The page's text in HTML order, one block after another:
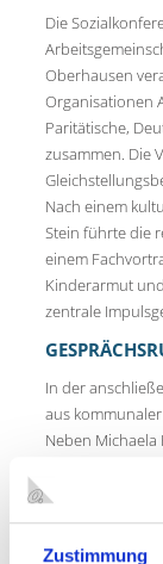
Zustimmung
Die
Oberhausen
Organisationen
Paritätische,
zusammen. Die
Nach einem
Stein führte die
einem
Kinderarmut
zentrale
In der
aus
Neben
Stephanie
Oberhausen,
Michaela